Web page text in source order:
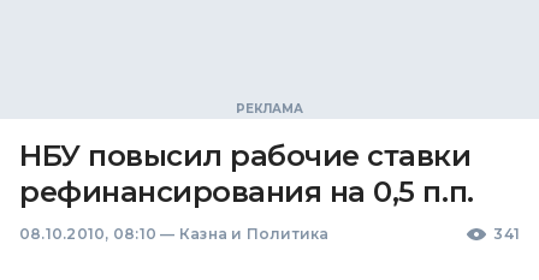
НБУ повысил рабочие ставки
рефинансирования на 0,5 п.п.
08.10.2010, 08:10 — Казна и Политика 341